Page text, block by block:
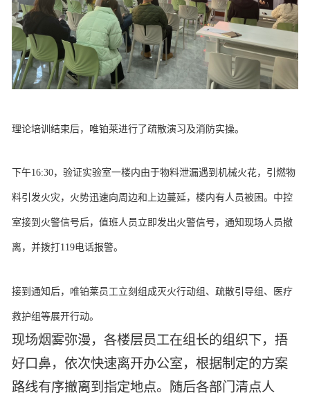
理论培训结束后，唯铂莱进行了疏散演习及消防实操。
下午16:30，验证实验室一楼内由于物料泄漏遇到机械火花，引燃物
料引发火灾，火势迅速向周边和上边蔓延，楼内有人员被困。中控
室接到火警信号后，值班人员立即发出火警信号，通知现场人员撤
离，并拨打119电话报警。
接到通知后，唯铂莱员工立刻组成灭火行动组、疏散引导组、医疗
救护组等展开行动。
现场烟雾弥漫，各楼层员工在组长的组织下，捂
好口鼻，依次快速离开办公室，根据制定的方案
路线有序撤离到指定地点。随后各部门清点人